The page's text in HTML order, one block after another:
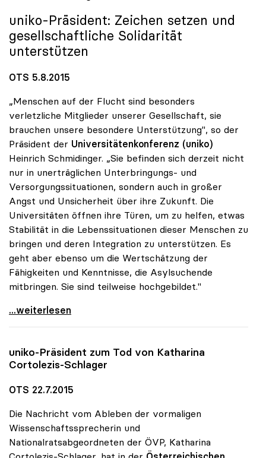
uniko-Präsident: Zeichen setzen und
gesellschaftliche Solidarität
unterstützen
OTS 5.8.2015
„Menschen auf der Flucht sind besonders
verletzliche Mitglieder unserer Gesellschaft, sie
brauchen unsere besondere Unterstützung", so der
Präsident der Universitätenkonferenz (uniko)
Heinrich Schmidinger. „Sie befinden sich derzeit nicht
nur in unerträglichen Unterbringungs- und
Versorgungssituationen, sondern auch in großer
Angst und Unsicherheit über ihre Zukunft. Die
Universitäten öffnen ihre Türen, um zu helfen, etwas
Stabilität in die Lebenssituationen dieser Menschen zu
bringen und deren Integration zu unterstützen. Es
geht aber ebenso um die Wertschätzung der
Fähigkeiten und Kenntnisse, die Asylsuchende
mitbringen. Sie sind teilweise hochgebildet."
Asyl: Universitäten engagieren sich mit einer
...weiterlesen
uniko-Präsident zum Tod von Katharina
Cortolezis-Schlager
OTS 22.7.2015
Die Nachricht vom Ableben der vormaligen
Wissenschaftssprecherin und
Nationalratsabgeordneten der ÖVP, Katharina